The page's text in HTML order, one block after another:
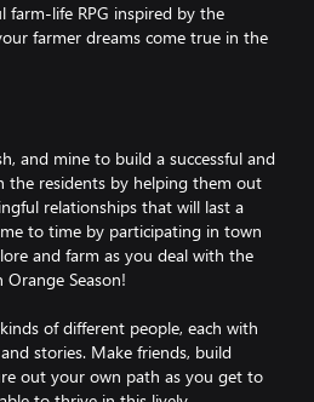
farm-life RPG inspired by the
farmer dreams come true in the
and mine to build a successful and
the residents by helping them out
relationships that will last a
to time by participating in town
and farm as you deal with the
Season!
of different people, each with
stories. Make friends, build
out your own path as you get to